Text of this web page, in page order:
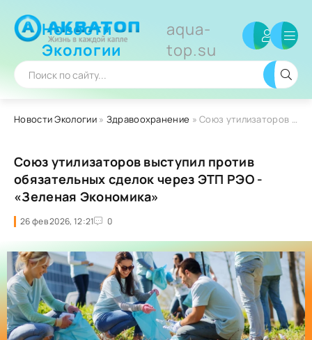
Новости
Экологии
aqua-
top.su
Новости Экологии» Здравоохранение » Союз утилизаторов выступил против обязательных сделок через ЭТП РЭО - «Зеленая Экономика»
Союз утилизаторов выступил против
обязательных сделок через ЭТП РЭО -
«Зеленая Экономика»
26 фев 2026, 12:21 0